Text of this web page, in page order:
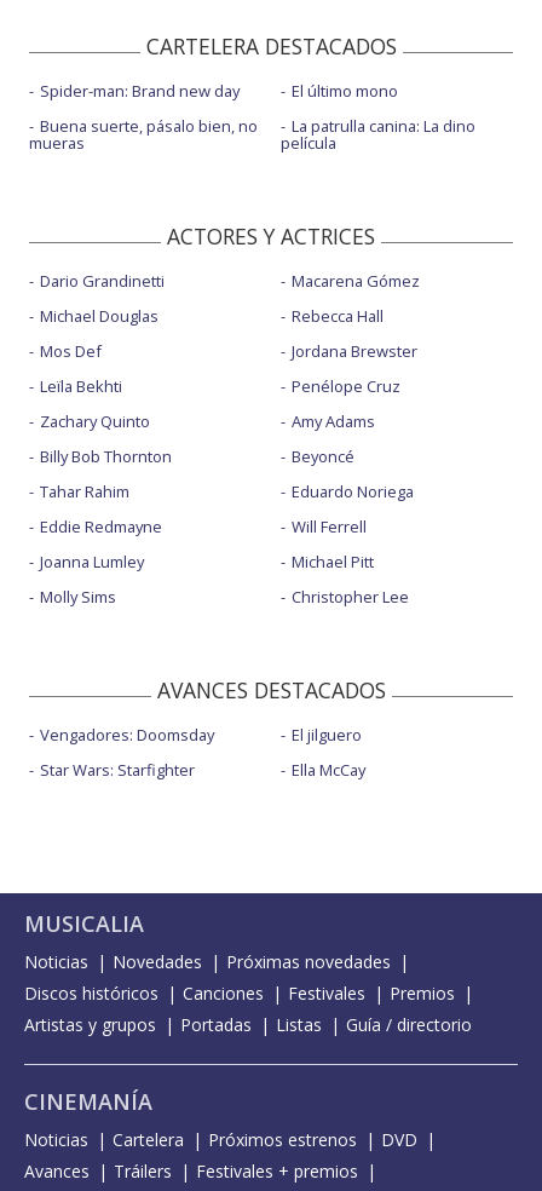
CARTELERA DESTACADOS
Spider-man: Brand new day
Buena suerte, pásalo bien, no
mueras
El último mono
La patrulla canina: La dino
película
ACTORES Y ACTRICES
Dario Grandinetti
Michael Douglas
Mos Def
Leïla Bekhti
Zachary Quinto
Billy Bob Thornton
Tahar Rahim
Eddie Redmayne
Joanna Lumley
Molly Sims
Macarena Gómez
Rebecca Hall
Jordana Brewster
Penélope Cruz
Amy Adams
Beyoncé
Eduardo Noriega
Will Ferrell
Michael Pitt
Christopher Lee
AVANCES DESTACADOS
Vengadores: Doomsday
Star Wars: Starfighter
El jilguero
Ella McCay
MUSICALIA
Noticias Novedades
Próximas novedades
Discos históricos
Canciones Festivales
Premios
Artistas y grupos
Portadas Listas Guía / directorio
CINEMANÍA
Noticias Cartelera Próximos estrenos
DVD
Avances
Tráilers
Festivales + premios